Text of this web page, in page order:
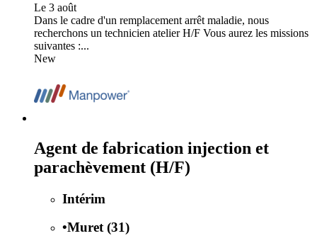
Le 3 août
Dans le cadre d'un remplacement arrêt maladie, nous
recherchons un technicien atelier H/F Vous aurez les missions
suivantes :...
New
Agent de fabrication injection et
parachèvement (H/F)
Intérim
•Muret (31)